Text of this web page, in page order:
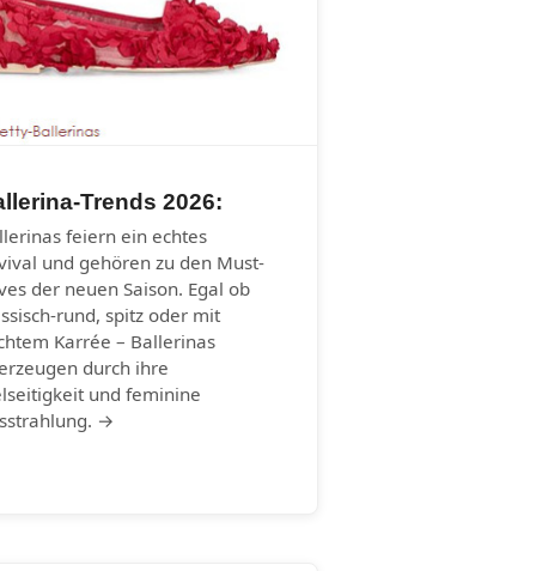
Trends 2026:
feiern ein echtes
und gehören zu den Must-
der neuen Saison. Egal ob
rund, spitz oder mit
Karrée – Ballerinas
durch ihre
und feminine
→